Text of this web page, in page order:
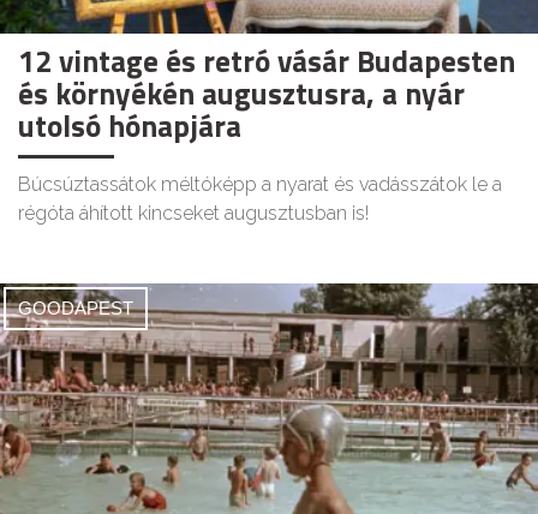
12 vintage és retró vásár Budapesten
és környékén augusztusra, a nyár
utolsó hónapjára
Búcsúztassátok méltóképp a nyarat és vadásszátok le a
régóta áhított kincseket augusztusban is!
GOODAPEST